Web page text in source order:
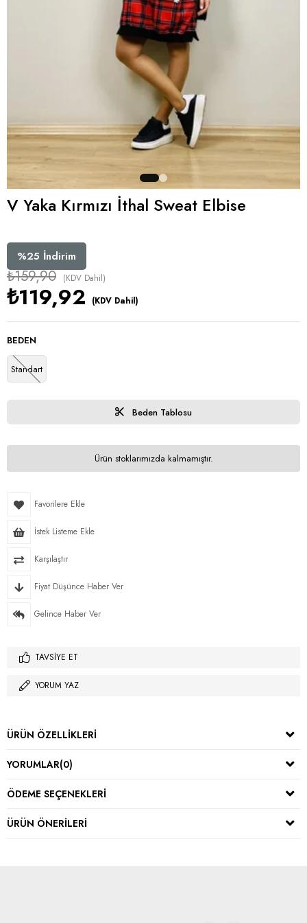
V Yaka Kırmızı İthal Sweat Elbise
%25 İndirim
₺159,90 (KDV Dahil)
₺119,92 (KDV Dahil)
BEDEN
Standart
Beden Tablosu
Ürün stoklarımızda kalmamıştır.
Favorilere Ekle
İstek Listeme Ekle
Karşılaştır
Fiyat Düşünce Haber Ver
Gelince Haber Ver
TAVSIYE ET
YORUM YAZ
ÜRÜN ÖZELLIKLERI
YORUMLAR(0)
ÖDEME SEÇENEKLERI
ÜRÜN ÖNERILERI